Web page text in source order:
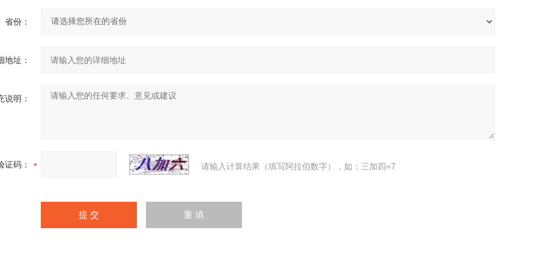
省份：
地址：
说明：
证码： 请输入计算结果（填写阿拉伯数字），如：三加四=7